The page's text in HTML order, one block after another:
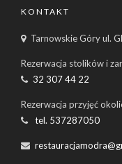
KONTAKT
Tarnowskie Góry ul.
Rezerwacja stolików i
32 307 44 22
Rezerwacja przyjęć
tel. 537287050